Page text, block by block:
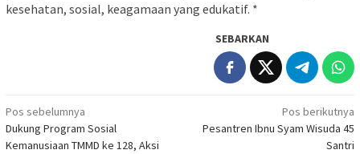
kesehatan, sosial, keagamaan yang edukatif. *
SEBARKAN
Navigasi
pos
Pos sebelumnya
Dukung Program Sosial
Kemanusiaan TMMD ke 128, Aksi
Pos berikutnya
Pesantren Ibnu Syam Wisuda 45
Santri